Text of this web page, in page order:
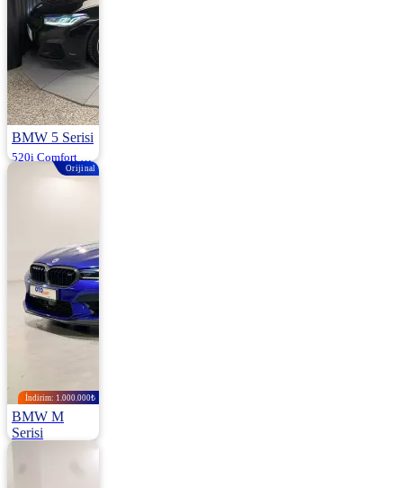
BMW 5 Serisi
2018 | Otomatik |
Orijinal
İndirim: 1.000.000₺
BMW M
Serisi